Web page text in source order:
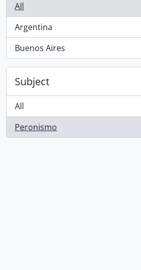
All
Argentina
, 1 results
Buenos Aires
, 1 results
Subject
All
Peronismo
, 1 results